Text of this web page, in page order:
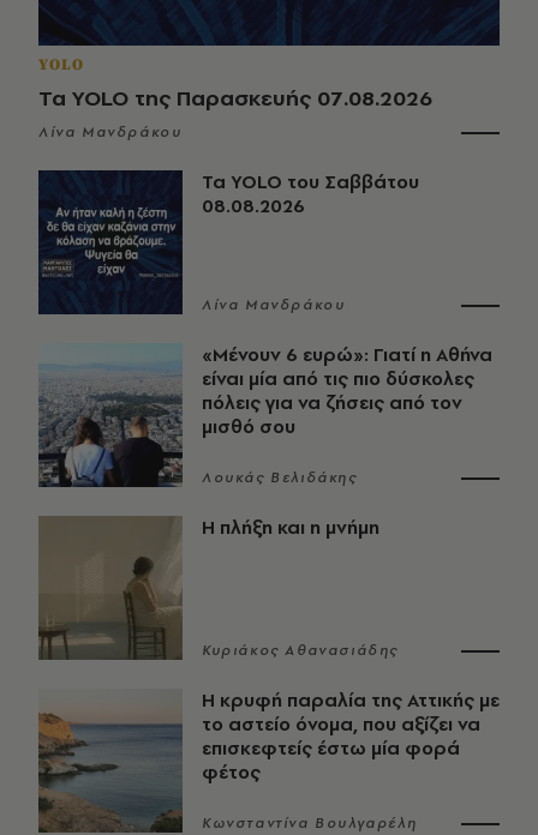
YOLO
Τα YOLO της Παρασκευής 07.08.2026
Λίνα Μανδράκου
Τα YOLO του Σαββάτου
08.08.2026
Λίνα Μανδράκου
«Μένουν 6 ευρώ»: Γιατί η Αθήνα
είναι μία από τις πιο δύσκολες
πόλεις για να ζήσεις από τον
μισθό σου
Λουκάς Βελιδάκης
Η πλήξη και η μνήμη
Κυριάκος Αθανασιάδης
Η κρυφή παραλία της Αττικής με
το αστείο όνομα, που αξίζει να
επισκεφτείς έστω μία φορά
φέτος
Κωνσταντίνα Βουλγαρέλη